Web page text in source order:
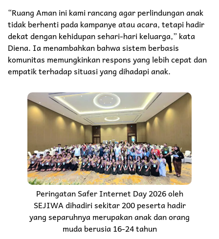
“Ruang Aman ini kami rancang agar perlindungan anak
tidak berhenti pada kampanye atau acara, tetapi hadir
dekat dengan kehidupan sehari-hari keluarga,” kata
Diena. Ia menambahkan bahwa sistem berbasis
komunitas memungkinkan respons yang lebih cepat dan
empatik terhadap situasi yang dihadapi anak.
Peringatan Safer Internet Day 2026 oleh
SEJIWA dihadiri sekitar 200 peserta hadir
yang separuhnya merupakan anak dan orang
muda berusia 16-24 tahun